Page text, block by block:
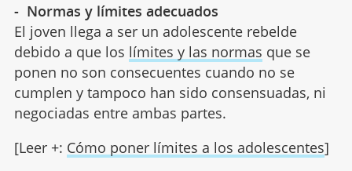
- Normas y límites adecuados
El joven llega a ser un adolescente rebelde
debido a que los límites y las normas que se
ponen no son consecuentes cuando no se
cumplen y tampoco han sido consensuadas, ni
negociadas entre ambas partes.
[Leer +: Cómo poner límites a los adolescentes]